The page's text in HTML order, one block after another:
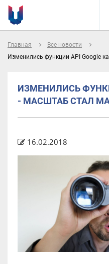
Главная navigate_next Все новости
navigate_next
Изменились функции API Google
ИЗМЕНИЛИСЬ
- МАСШТАБ СТАЛ
16.02.2018